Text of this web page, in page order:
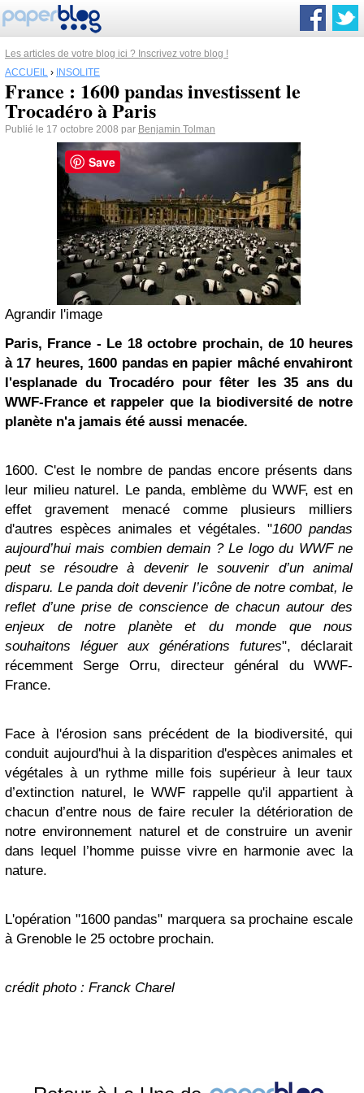
Les articles de votre blog ici ? Inscrivez votre blog !
ACCUEIL › INSOLITE
France : 1600 pandas investissent le
Trocadéro à Paris
Publié le 17 octobre 2008 par Benjamin Tolman
Agrandir l'image
Paris, France - Le 18 octobre prochain, de 10 heures
à 17 heures, 1600 pandas en papier mâché envahiront
l'esplanade du Trocadéro pour fêter les 35 ans du
WWF-France et rappeler que la biodiversité de notre
planète n'a jamais été aussi menacée.
1600. C'est le nombre de pandas encore présents dans
leur milieu naturel. Le panda, emblème du WWF, est en
effet gravement menacé comme plusieurs milliers
d'autres espèces animales et végétales. "1600 pandas
aujourd’hui mais combien demain ? Le logo du WWF ne
peut se résoudre à devenir le souvenir d’un animal
disparu. Le panda doit devenir l’icône de notre combat, le
reflet d’une prise de conscience de chacun autour des
enjeux de notre planète et du monde que nous
souhaitons léguer aux générations futures", déclarait
récemment Serge Orru, directeur général du WWF-
France.
Face à l'érosion sans précédent de la biodiversité, qui
conduit aujourd'hui à la disparition d'espèces animales et
végétales à un rythme mille fois supérieur à leur taux
d’extinction naturel, le WWF rappelle qu'il appartient à
chacun d’entre nous de faire reculer la détérioration de
notre environnement naturel et de construire un avenir
dans lequel l’homme puisse vivre en harmonie avec la
nature.
L'opération "1600 pandas" marquera sa prochaine escale
à Grenoble le 25 octobre prochain.
crédit photo : Franck Charel
Save